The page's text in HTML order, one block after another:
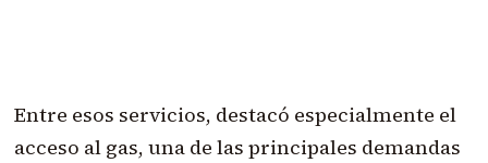
Entre esos servicios, destacó especialmente el
acceso al gas, una de las principales demandas